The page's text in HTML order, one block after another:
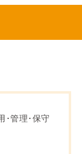
･管理･保守